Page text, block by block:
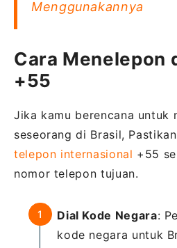
Menggunakannya
Cara Menelepon
+55
Jika kamu berencana untuk
seseorang di Brasil,
telepon internasional +55
nomor telepon tujuan.
Dial Kode Negara:
kode negara untuk